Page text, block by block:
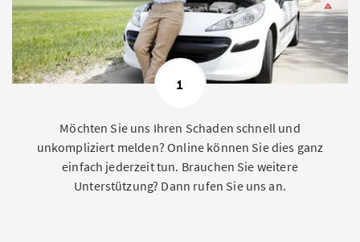
1
Möchten Sie uns Ihren Schaden schnell und
unkompliziert melden? Online können Sie dies ganz
einfach jederzeit tun. Brauchen Sie weitere
Unterstützung? Dann rufen Sie uns an.